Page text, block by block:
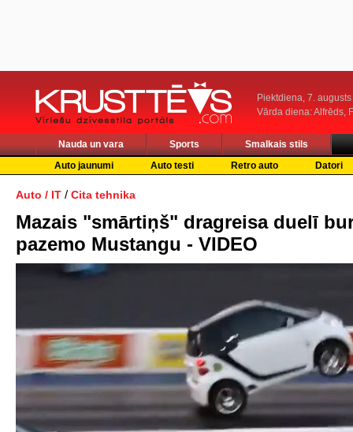
Piektdiena, 7. augusts
Vārda diena: Alfrēds,
Nauda un vara Sports
Smalkais stils
Auto jaunumi
Auto testi Retro auto Datori
Auto / IT / Cita tehnika
Mazais "smārtiņš" dragreisa duelī
pazemo Mustangu - VIDEO